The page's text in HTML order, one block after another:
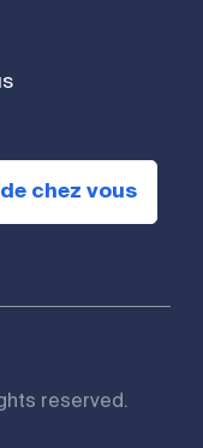
chez vous
reserved.